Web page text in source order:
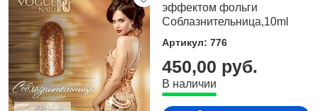
эффектом фольги
Соблазнительница,10ml
Артикул: 776
450,00 руб.
В наличии